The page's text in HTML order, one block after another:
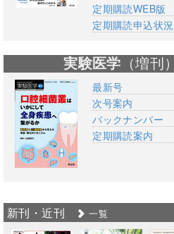
定期購読WEB版
定期購読申込状況
実験医学 （増刊）
最新号
次号案内
バックナンバー
定期購読案内
新刊・近刊 一覧